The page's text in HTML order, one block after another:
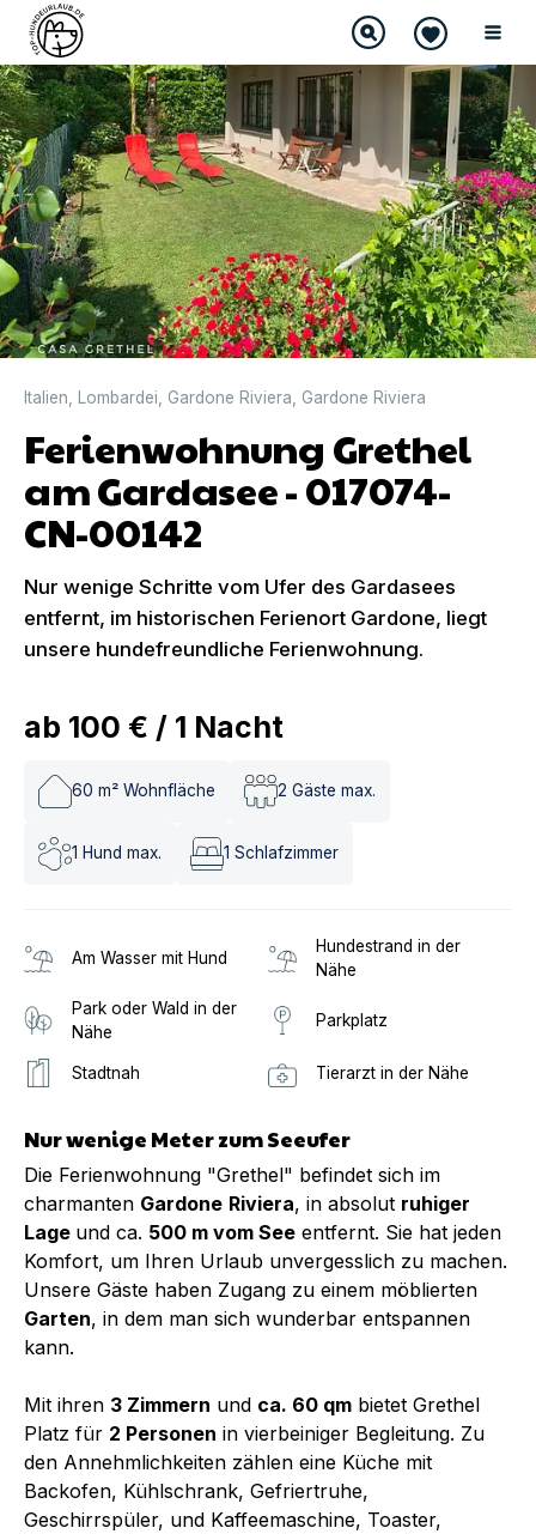
Italien Lombardei Gardone Riviera Gardone Riviera
Ferienwohnung Grethel
am Gardasee - 017074-
CN-00142
Nur wenige Schritte vom Ufer des Gardasees
entfernt, im historischen Ferienort Gardone, liegt
unsere hundefreundliche Ferienwohnung.
ab 100 € / 1 Nacht
60 m² Wohnfläche 2 Gäste max.
1 Hund max. 1 Schlafzimmer
Am Wasser mit Hund
Hundestrand in der
Nähe
Park oder Wald in der
Nähe
Parkplatz
Stadtnah Tierarzt in der Nähe
Nur wenige Meter zum Seeufer
Die Ferienwohnung "Grethel" befindet sich im
charmanten Gardone Riviera, in absolut ruhiger
Lage und ca. 500 m vom See entfernt. Sie hat jeden
Komfort, um Ihren Urlaub unvergesslich zu machen.
Unsere Gäste haben Zugang zu einem möblierten
Garten, in dem man sich wunderbar entspannen
kann.
Mit ihren 3 Zimmern und ca. 60 qm bietet Grethel
Platz für 2 Personen in vierbeiniger Begleitung. Zu
den Annehmlichkeiten zählen eine Küche mit
Backofen, Kühlschrank, Gefriertruhe,
Geschirrspüler, und Kaffeemaschine, Toaster,